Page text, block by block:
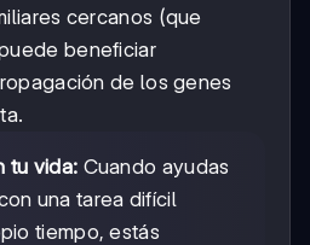
cercanos (que
beneficiar
de los genes
tu vida: Cuando ayudas
una tarea difícil
tiempo, estás